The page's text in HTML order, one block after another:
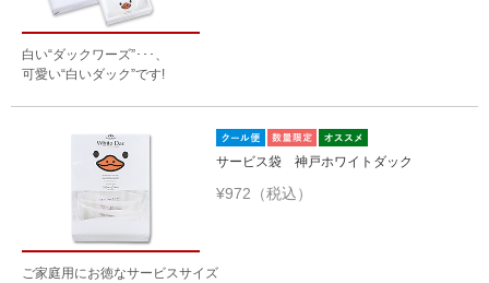
白い“ダックワーズ”･･･、
可愛い“白いダック”です!
サービス袋 神戸ホワイトダック
¥972（税込）
ご家庭用にお徳なサービスサイズ